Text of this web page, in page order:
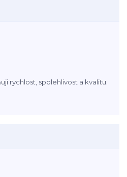
rychlost, spolehlivost a kvalitu.